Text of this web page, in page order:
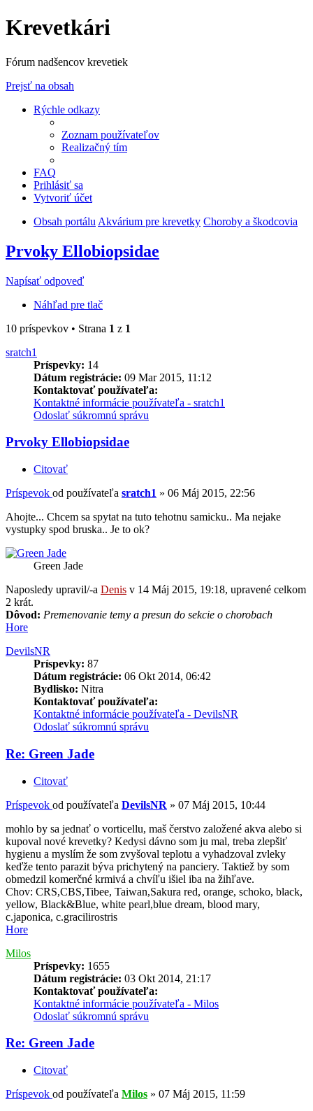
Krevetkári
Fórum nadšencov krevetiek
Prejsť na obsah
Rýchle odkazy
Zoznam používateľov
Realizačný tím
FAQ
Prihlásiť sa
Vytvoriť účet
Obsah portálu Akvárium pre krevetky Choroby a škodcovia
Prvoky Ellobiopsidae
Napísať odpoveď
Náhľad pre tlač
10 príspevkov • Strana 1 z 1
sratch1
Príspevky: 14
Dátum registrácie: 09 Mar 2015, 11:12
Kontaktovať používateľa:
Kontaktné informácie používateľa - sratch1
Odoslať súkromnú správu
Prvoky Ellobiopsidae
Citovať
Príspevok od používateľa sratch1 » 06 Máj 2015, 22:56
Ahojte... Chcem sa spytat na tuto tehotnu samicku.. Ma nejake
vystupky spod bruska.. Je to ok?
Green Jade
Naposledy upravil/-a Denis v 14 Máj 2015, 19:18, upravené celkom
2 krát.
Dôvod: Premenovanie temy a presun do sekcie o chorobach
Hore
DevilsNR
Príspevky: 87
Dátum registrácie: 06 Okt 2014, 06:42
Bydlisko: Nitra
Kontaktovať používateľa:
Kontaktné informácie používateľa - DevilsNR
Odoslať súkromnú správu
Re: Green Jade
Citovať
Príspevok od používateľa DevilsNR » 07 Máj 2015, 10:44
mohlo by sa jednať o vorticellu, maš čerstvo založené akva alebo si
kupoval nové krevetky? Kedysi dávno som ju mal, treba zlepšiť
hygienu a myslím že som zvyšoval teplotu a vyhadzoval zvleky
keďže tento parazit býva prichytený na panciery. Taktiež by som
obmedzil komerčné krmivá a chvíľu išiel iba na žihľave.
Chov: CRS,CBS,Tibee, Taiwan,Sakura red, orange, schoko, black,
yellow, Black&Blue, white pearl,blue dream, blood mary,
c.japonica, c.gracilirostris
Hore
Milos
Príspevky: 1655
Dátum registrácie: 03 Okt 2014, 21:17
Kontaktovať používateľa:
Kontaktné informácie používateľa - Milos
Odoslať súkromnú správu
Re: Green Jade
Citovať
Príspevok od používateľa Milos » 07 Máj 2015, 11:59